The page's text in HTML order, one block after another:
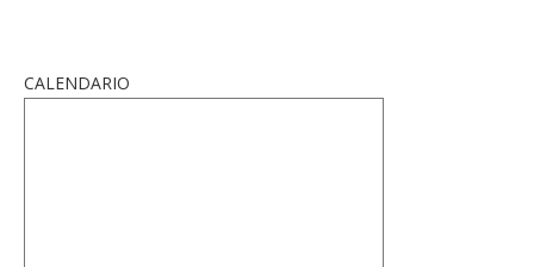
CALENDARIO